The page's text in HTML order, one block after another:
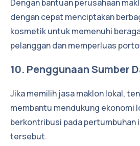
Dengan bantuan perusahaan
dengan cepat menciptakan
kosmetik untuk memenuhi
pelanggan dan memperluas
10. Penggunaan Sumber
Jika memilih jasa maklon lokal,
membantu mendukung ekonomi
berkontribusi pada pertumbuhan
tersebut.